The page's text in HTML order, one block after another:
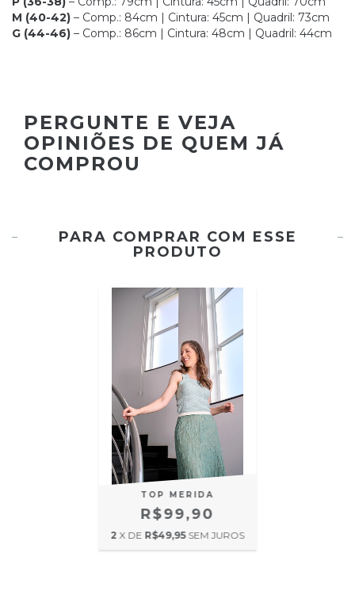
M (40-42) – Comp.: 84cm | Cintura: 45cm | Quadril: 73cm
G (44-46) – Comp.: 86cm | Cintura: 48cm | Quadril: 44cm
PERGUNTE E VEJA
OPINIÕES DE QUEM JÁ
COMPROU
PARA COMPRAR COM ESSE
PRODUTO
TOP MERIDA
R$99,90
2 X DE R$49,95 SEM JUROS